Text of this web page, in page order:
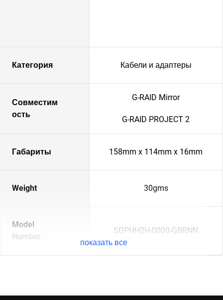
Категория Кабели и адаптеры
Совместим
ость
G-RAID Mirror
G-RAID PROJECT 2
Габариты 158mm x 114mm x 16mm
Weight 30gms
Model
Number
SDPHH2H-0000-GBRNN
показать все